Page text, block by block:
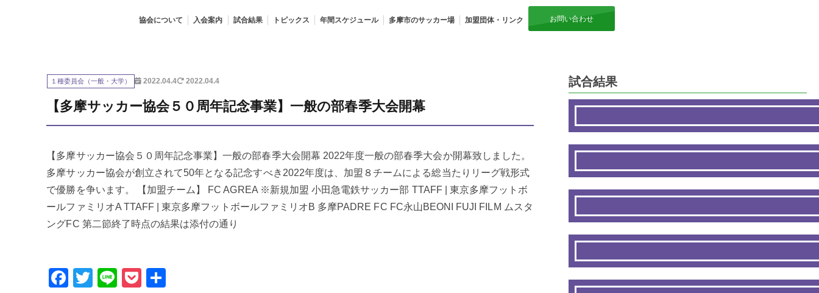
協会について 入会案内 試合結果 トピックス 年間スケジュール 多摩市のサッカー場 加盟団体・リンク お問い合わせ
１種委員会（一般・大学） 2022.04.4 2022.04.4
【多摩サッカー協会５０周年記念事業】一般の部春季大会開幕
【多摩サッカー協会５０周年記念事業】一般の部春季大会開幕 2022年度一般の部春季大会か開幕致しました。
多摩サッカー協会が創立されて50年となる記念すべき2022年度は、加盟８チームによる総当たりリーグ戦形式
で優勝を争います。 【加盟チーム】 FC AGREA ※新規加盟 小田急電鉄サッカー部 TTAFF | 東京多摩フットボ
ールファミリオA TTAFF | 東京多摩フットボールファミリオB 多摩PADRE FC FC永山BEONI FUJI FILM ムスタ
ングFC 第二節終了時点の結果は添付の通り
Facebook
Twitter
LinePocket
試合結果